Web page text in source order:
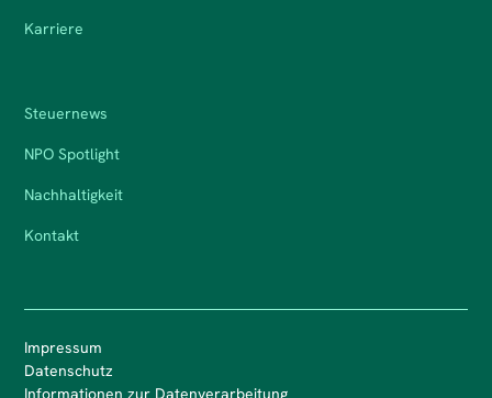
Karriere
Steuernews
NPO Spotlight
Nachhaltigkeit
Kontakt
Impressum
Datenschutz